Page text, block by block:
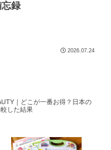
録
2026.07.24
｜どこが一番お得？日本の
した結果